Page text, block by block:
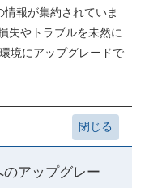
報が集約されていま
失やトラブルを未然に
境にアップグレードで
アップグレー